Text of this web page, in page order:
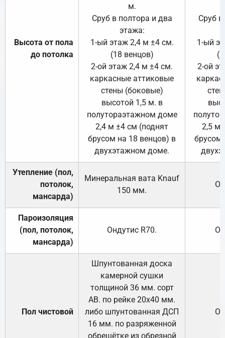
Высота от пола
до потолка
м.
Сруб в полтора и два
этажа:
1-ый этаж 2,4 м ±4 см.
(18 венцов)
2-ой этаж 2,4 м ±4 см.
каркасные аттиковые
стены (боковые)
высотой 1,5 м. в
полутораэтажном доме
2,4 м ±4 см (поднят
брусом на 18 венцов) в
двухэтажном доме.
Сруб
1-ый
2-ой
2,5 м
брусом
Утепление (пол,
потолок,
мансарда)
Минеральная вата Knauf
150 мм.
Пароизоляция
(пол, потолок,
мансарда)
Ондутис R70.
Пол чистовой
Шпунтованная доска
камерной сушки
толщиной 36 мм. сорт
АВ. по рейке 20х40 мм.
либо шпунтованная ДСП
16 мм. по разряженной
обрешётке из обрезной